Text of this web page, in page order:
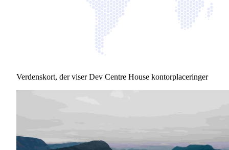
Verdenskort, der viser Dev Centre House kontorplaceringer